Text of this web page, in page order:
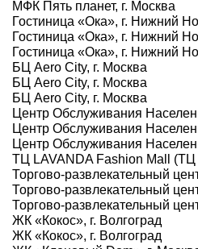
МФК Пять планет, г. Москва
Гостиница «Ока», г. Нижний
Гостиница «Ока», г. Нижний
Гостиница «Ока», г. Нижний
БЦ Aero City, г. Москва
БЦ Aero City, г. Москва
БЦ Aero City, г. Москва
Центр Обслуживания
Центр Обслуживания
Центр Обслуживания
ТЦ LAVANDA Fashion Mall (ТЦ
Торгово-развлекательный
Торгово-развлекательный
Торгово-развлекательный
ЖК «Кокос», г. Волгоград
ЖК «Кокос», г. Волгоград